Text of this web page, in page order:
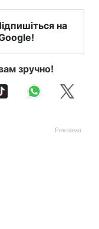
на
зручно!